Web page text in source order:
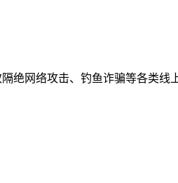
绝网络攻击、钓鱼诈骗等各类线